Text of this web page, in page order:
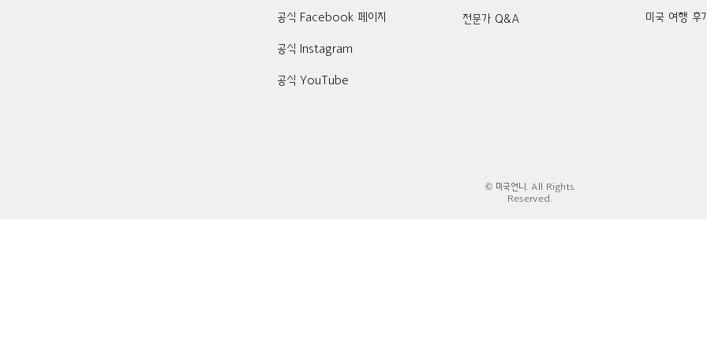
공식 Facebook 페이지
공식 Instagram
공식 YouTube
전문가 Q&A 미국 여행 후
© 미국언니. All Rights
Reserved.